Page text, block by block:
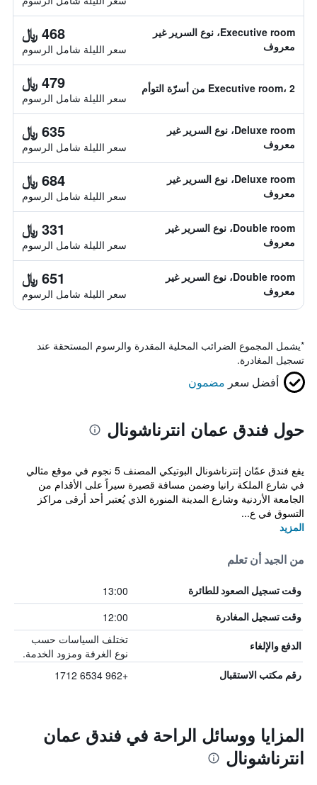
Executive room، نوع السرير غير
معروف
468 ﷼
سعر الليلة شامل الرسوم
Executive room، 2 من أسرّة التوأم 479 ﷼
سعر الليلة شامل الرسوم
Deluxe room، نوع السرير غير
معروف
635 ﷼
سعر الليلة شامل الرسوم
Deluxe room، نوع السرير غير
معروف
684 ﷼
سعر الليلة شامل الرسوم
Double room، نوع السرير غير
معروف
331 ﷼
سعر الليلة شامل الرسوم
Double room، نوع السرير غير
معروف
651 ﷼
سعر الليلة شامل الرسوم
*يشمل المجموع الضرائب المحلية المقدرة والرسوم المستحقة عند
تسجيل المغادرة.
أفضل سعر مضمون
حول فندق عمان انترناشونال
يقع فندق عمّان إنترناشونال البوتيكي المصنف 5 نجوم في موقع مثالي
في شارع الملكة رانيا وضمن مسافة قصيرة سيراً على الأقدام من
الجامعة الأردنية وشارع المدينة المنورة الذي يُعتبر أحد أرقى مراكز
التسوق في ع...
المزيد
من الجيد أن تعلم
وقت تسجيل الصعود للطائرة 13:00
وقت تسجيل المغادرة 12:00
الدفع والإلغاء
تختلف السياسات حسب
نوع الغرفة ومزود الخدمة.
رقم مكتب الاستقبال +962 6534 1712
المزايا ووسائل الراحة في فندق عمان
انترناشونال